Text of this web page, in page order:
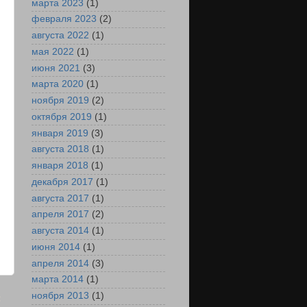
марта 2023 (1)
февраля 2023 (2)
августа 2022 (1)
мая 2022 (1)
июня 2021 (3)
марта 2020 (1)
ноября 2019 (2)
октября 2019 (1)
января 2019 (3)
августа 2018 (1)
января 2018 (1)
декабря 2017 (1)
августа 2017 (1)
апреля 2017 (2)
августа 2014 (1)
июня 2014 (1)
апреля 2014 (3)
марта 2014 (1)
ноября 2013 (1)